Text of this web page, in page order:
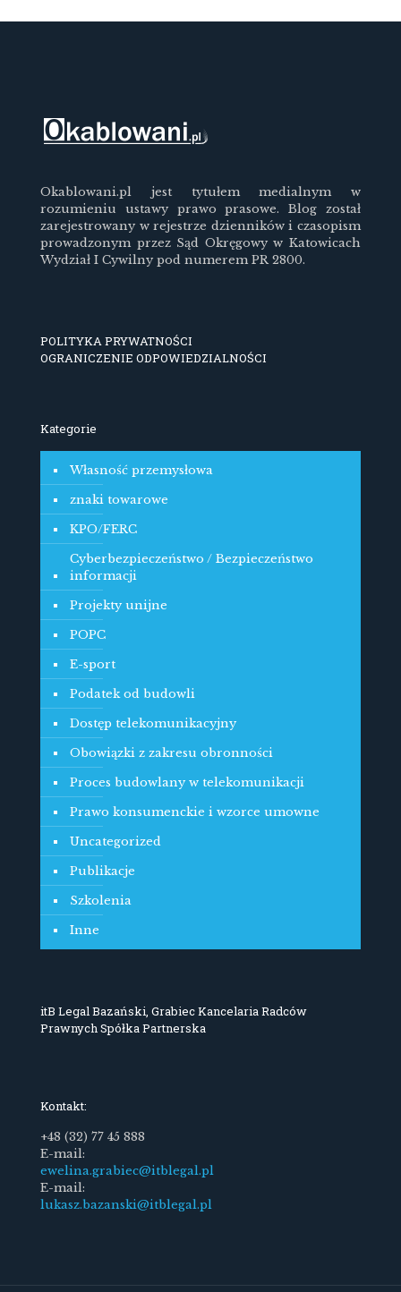
Okablowani.pl jest tytułem medialnym w
rozumieniu ustawy prawo prasowe. Blog został
zarejestrowany w rejestrze dzienników i czasopism
prowadzonym przez Sąd Okręgowy w Katowicach
Wydział I Cywilny pod numerem PR 2800.
POLITYKA PRYWATNOŚCI
OGRANICZENIE ODPOWIEDZIALNOŚCI
Kategorie
Własność przemysłowa
znaki towarowe
KPO/FERC
Cyberbezpieczeństwo / Bezpieczeństwo
informacji
Projekty unijne
POPC
E-sport
Podatek od budowli
Dostęp telekomunikacyjny
Obowiązki z zakresu obronności
Proces budowlany w telekomunikacji
Prawo konsumenckie i wzorce umowne
Uncategorized
Publikacje
Szkolenia
Inne
itB Legal Bazański, Grabiec Kancelaria Radców
Prawnych Spółka Partnerska
Kontakt:
+48 (32) 77 45 888
E-mail:
ewelina.grabiec@itblegal.pl
E-mail:
lukasz.bazanski@itblegal.pl